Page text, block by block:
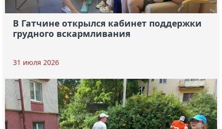
В Гатчине открылся кабинет поддержки
грудного вскармливания
31 июля 2026